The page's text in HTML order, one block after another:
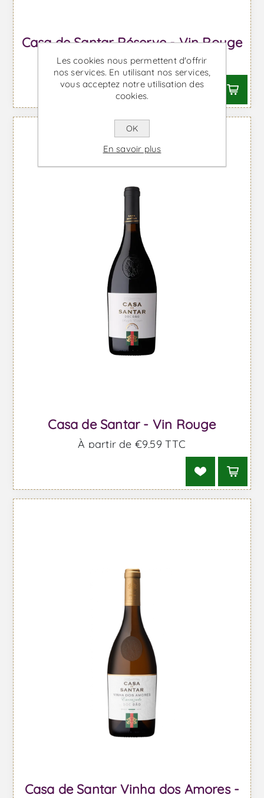
Casa de Santar Réserve - Vin Rouge
À partir de €18,19 TTC
Casa de Santar - Vin Rouge
À partir de €9,59 TTC
Casa de Santar Vinha dos Amores -
Les cookies nous permettent d'offrir
nos services. En utilisant nos services,
vous acceptez notre utilisation des
cookies.
OK
En savoir plus